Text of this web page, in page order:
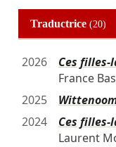
Traductrice(20)
2026 Ces filles-
France
2025
2024
Ces filles-
Laurent